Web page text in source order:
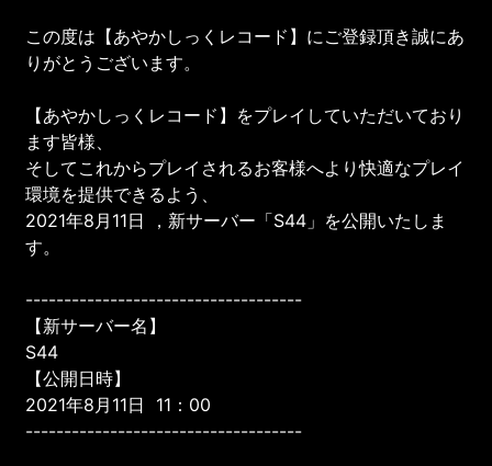
この度は【あやかしっくレコード】にご登録頂き誠にあ
りがとうございます。
【あやかしっくレコード】をプレイしていただいており
ます皆様、
そしてこれからプレイされるお客様へより快適なプレイ
環境を提供できるよう、
2021年8月11日 ，新サーバー「S44」を公開いたしま
す。
------------------------------------
【新サーバー名】
S44
【公開日時】
2021年8月11日 11：00
------------------------------------